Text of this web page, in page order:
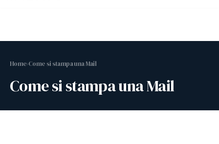
Home›Come si stampa una Mail
Come si stampa una Mail